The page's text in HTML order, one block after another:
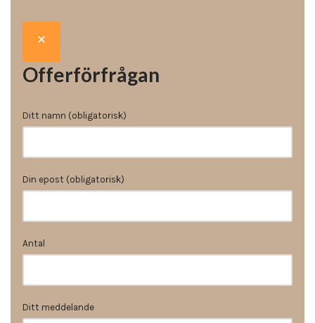
Offerförfrågan
Ditt namn (obligatorisk)
Din epost (obligatorisk)
Antal
Ditt meddelande